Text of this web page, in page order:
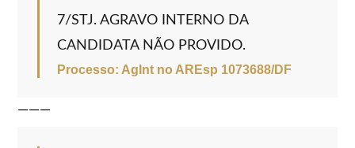
7/STJ. AGRAVO INTERNO DA
CANDIDATA NÃO PROVIDO.
Processo: AgInt no AREsp 1073688/DF
———